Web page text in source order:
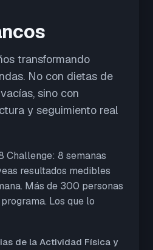
transformando
No con dietas de
sino con
y seguimiento real
Challenge: 8 semanas
resultados medibles
Más de 300 personas
Los que lo
de la Actividad Física y